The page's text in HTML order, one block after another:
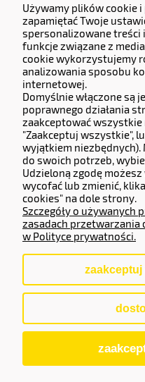
Dane Firmy:
KERMITCLOUDS LTD
13 High Birch Court 79 Park
New Barnet, Barnet, England,
Company number 14133071.
Adres do zwrotów i
Częstochowska 77, 62-800
Operator Płatności
Używamy plików cookie
zapamiętać Twoje
spersonalizowane treści
funkcje związane z
cookie wykorzystujemy
analizowania sposobu
internetowej.
Domyślnie włączone są
poprawnego działania
zaakceptować
"Zaakceptuj wszystkie",
wyjątkiem
do swoich potrzeb,
Udzieloną zgodę
wycofać lub zmienić,
cookies" na dole strony.
Szczegóły o używanych
zasadach przetwarzania
w Polityce prywatności.